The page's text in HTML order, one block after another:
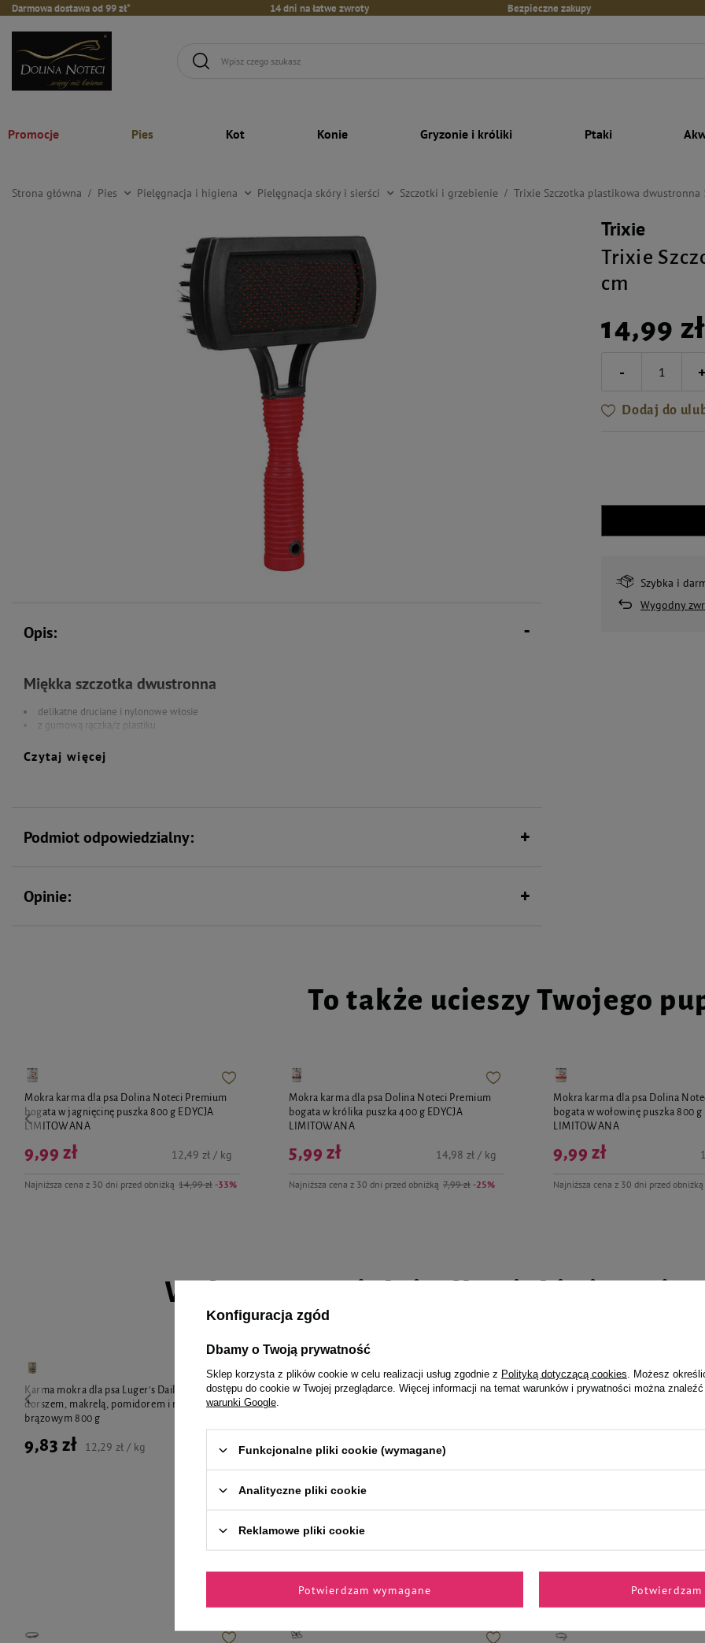
Darmowa dostawa od 99 zł* 14 dni na łatwe zwroty Bezpieczne zakupy
Promocje Pies Kot Konie Gryzonie i króliki Ptaki
Strona główna Pies Pielęgnacja i higiena Pielęgnacja skóry i sierści Szczotki i grzebienie Trixie Szczotka plastikowa dwustronna
Trixie
Trixie
cm
14,99 zł
-
Dodaj do
Szybka i
Wygodny
Opis:
Miękka szczotka dwustronna
delikatne druciane i nylonowe włosie
z gumową rączka/z plastiku
Włos okrywowy i podszerstek.
Czytaj więcej
Podmiot odpowiedzialny:
Opinie:
To także ucieszy Twojego
Mokra karma dla psa Dolina Noteci Premium
bogata w jagnięcinę puszka 800 g EDYCJA
LIMITOWANA
Najniższa cena z 30 dni przed obniżką 14,99 zł -33%
9,99 zł 12,49 zł / kg
Mokra karma dla psa Dolina Noteci Premium
bogata w królika puszka 400 g EDYCJA
LIMITOWANA
Najniższa cena z 30 dni przed obniżką 7,99 zł -25%
5,99 zł 14,98 zł / kg
Mokra karma dla psa Dolina
bogata w wołowinę puszka 800 g
LIMITOWANA
Najniższa cena z 30 dni przed obniżką
9,99 zł
Wybrane specjalnie dla Ciebie i
Karma mokra dla psa Luger's Daily Pleasures z
dorszem, makrelą, pomidorem i ryżem
brązowym 800 g
9,83 zł 12,29 zł / kg
Karma mokra dla psa Luger's Daily Pleasures z
9,83 zł 12,29 zł / kg
Karma mokra dla psa Luger's
Konfiguracja zgód
Dbamy o Twoją prywatność
Sklep korzysta z plików cookie w celu realizacji usług zgodnie z Polityką dotyczącą cookies . Możesz
dostępu do cookie w Twojej przeglądarce. Więcej informacji na temat warunków i prywatności można
warunki Google
Funkcjonalne pliki cookie (wymagane)
Analityczne pliki cookie
Reklamowe pliki cookie
Potwierdzam wymagane